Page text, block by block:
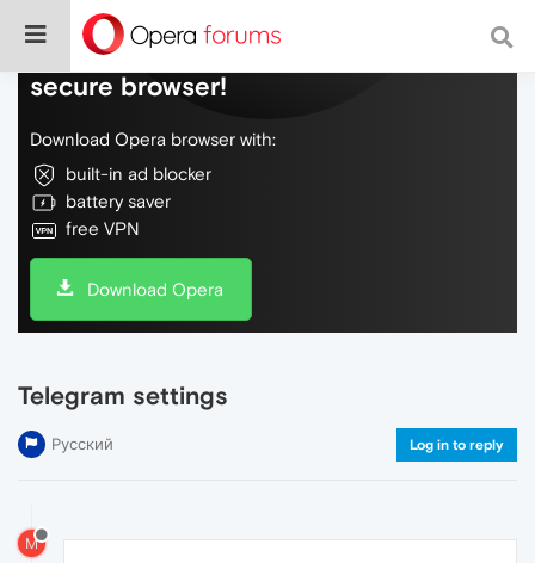
Do more on the web, with a fast and
secure browser!
Download Opera browser with:
built-in ad blocker
battery saver
free VPN
Download Opera
Telegram settings
Русский Log in to reply
M